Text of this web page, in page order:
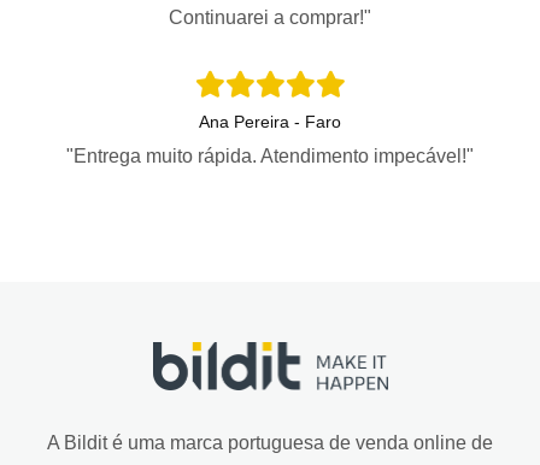
Continuarei a comprar!"
Ana Pereira - Faro
"Entrega muito rápida. Atendimento impecável!"
A Bildit é uma marca portuguesa de venda online de